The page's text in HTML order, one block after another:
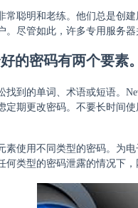
常聪明和老练。他们总是创
。尽管如此，许多专用服务
的密码有两个要素。
找到的单词、术语或短语。
定期更改密码。不要长时间
素使用不同类型的密码。为
何类型的密码泄露的情况下